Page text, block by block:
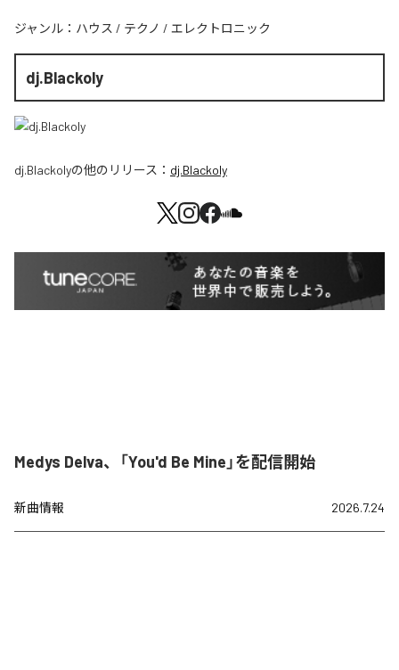
ジャンル： ハウス / テクノ / エレクトロニック
dj.Blackoly
dj.Blackolyの他のリリース： dj.Blackoly
Medys Delva、「You'd Be Mine」を配信開始
新曲情報 2026.7.24